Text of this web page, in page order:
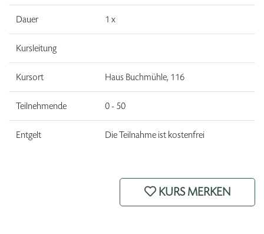
Dauer 1 x
Kursleitung
Kursort Haus Buchmühle, 116
Teilnehmende 0 - 50
Entgelt Die Teilnahme ist kostenfrei
KURS MERKEN